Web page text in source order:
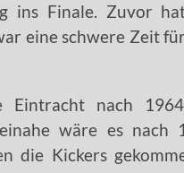
ins Finale. Zuvor
eine schwere Zeit
Eintracht nach
wäre es
die Kickers